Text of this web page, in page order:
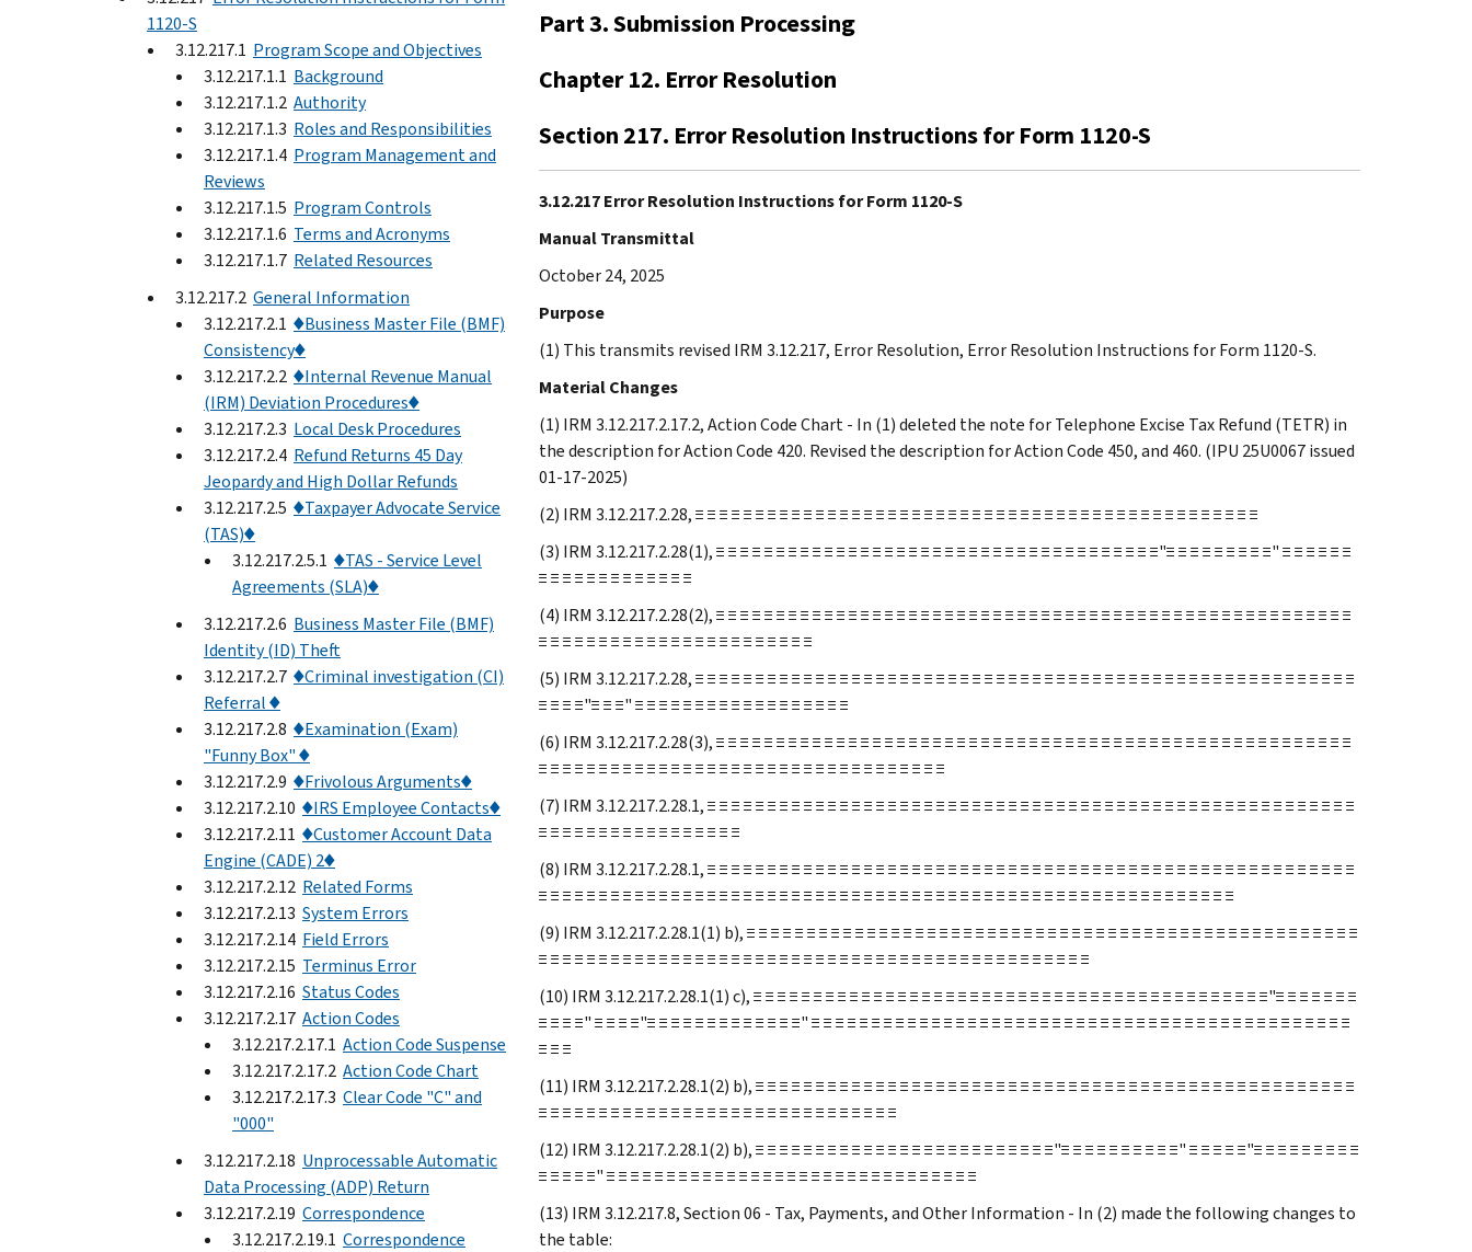
1120-S
3.12.217.1 Program Scope and Objectives
3.12.217.1.1 Background
3.12.217.1.2 Authority
3.12.217.1.3 Roles and Responsibilities
3.12.217.1.4 Program Management and
Reviews
3.12.217.1.5 Program Controls
3.12.217.1.6 Terms and Acronyms
3.12.217.1.7 Related Resources
3.12.217.2 General Information
3.12.217.2.1 ♦Business Master File (BMF)
Consistency♦
3.12.217.2.2 ♦Internal Revenue Manual
(IRM) Deviation Procedures♦
3.12.217.2.3 Local Desk Procedures
3.12.217.2.4 Refund Returns 45 Day
Jeopardy and High Dollar Refunds
3.12.217.2.5 ♦Taxpayer Advocate Service
(TAS)♦
3.12.217.2.5.1 ♦TAS - Service Level
Agreements (SLA)♦
3.12.217.2.6 Business Master File (BMF)
Identity (ID) Theft
3.12.217.2.7 ♦Criminal investigation (CI)
Referral ♦
3.12.217.2.8 ♦Examination (Exam)
"Funny Box" ♦
3.12.217.2.9 ♦Frivolous Arguments♦
3.12.217.2.10 ♦IRS Employee Contacts♦
3.12.217.2.11 ♦Customer Account Data
Engine (CADE) 2♦
3.12.217.2.12 Related Forms
3.12.217.2.13 System Errors
3.12.217.2.14 Field Errors
3.12.217.2.15 Terminus Error
3.12.217.2.16 Status Codes
3.12.217.2.17 Action Codes
3.12.217.2.17.1 Action Code Suspense
3.12.217.2.17.2 Action Code Chart
3.12.217.2.17.3 Clear Code "C" and
"000"
3.12.217.2.18 Unprocessable Automatic
Data Processing (ADP) Return
3.12.217.2.19 Correspondence
3.12.217.2.19.1 Correspondence
Part 3. Submission Processing
Chapter 12. Error Resolution
Section 217. Error Resolution Instructions for Form 1120-S
3.12.217 Error Resolution Instructions for Form 1120-S
Manual Transmittal
October 24, 2025
Purpose
(1) This transmits revised IRM 3.12.217, Error Resolution, Error Resolution Instructions for Form 1120-S.
Material Changes
(1) IRM 3.12.217.2.17.2, Action Code Chart - In (1) deleted the note for Telephone Excise Tax Refund (TETR) in
the description for Action Code 420. Revised the description for Action Code 450, and 460. (IPU 25U0067 issued
01-17-2025)
(2) IRM 3.12.217.2.28, ≡ ≡ ≡ ≡ ≡ ≡ ≡ ≡ ≡ ≡ ≡ ≡ ≡ ≡ ≡ ≡ ≡ ≡ ≡ ≡ ≡ ≡ ≡ ≡ ≡ ≡ ≡ ≡ ≡ ≡ ≡ ≡ ≡ ≡ ≡ ≡ ≡ ≡ ≡ ≡ ≡ ≡ ≡ ≡ ≡ ≡ ≡
(3) IRM 3.12.217.2.28(1), ≡ ≡ ≡ ≡ ≡ ≡ ≡ ≡ ≡ ≡ ≡ ≡ ≡ ≡ ≡ ≡ ≡ ≡ ≡ ≡ ≡ ≡ ≡ ≡ ≡ ≡ ≡ ≡ ≡ ≡ ≡ ≡ ≡ ≡ ≡ ≡ ≡"≡ ≡ ≡ ≡ ≡ ≡ ≡ ≡ ≡" ≡ ≡ ≡ ≡ ≡ ≡
≡ ≡ ≡ ≡ ≡ ≡ ≡ ≡ ≡ ≡ ≡ ≡ ≡
(4) IRM 3.12.217.2.28(2), ≡ ≡ ≡ ≡ ≡ ≡ ≡ ≡ ≡ ≡ ≡ ≡ ≡ ≡ ≡ ≡ ≡ ≡ ≡ ≡ ≡ ≡ ≡ ≡ ≡ ≡ ≡ ≡ ≡ ≡ ≡ ≡ ≡ ≡ ≡ ≡ ≡ ≡ ≡ ≡ ≡ ≡ ≡ ≡ ≡ ≡ ≡ ≡ ≡ ≡ ≡ ≡ ≡
≡ ≡ ≡ ≡ ≡ ≡ ≡ ≡ ≡ ≡ ≡ ≡ ≡ ≡ ≡ ≡ ≡ ≡ ≡ ≡ ≡ ≡ ≡
(5) IRM 3.12.217.2.28, ≡ ≡ ≡ ≡ ≡ ≡ ≡ ≡ ≡ ≡ ≡ ≡ ≡ ≡ ≡ ≡ ≡ ≡ ≡ ≡ ≡ ≡ ≡ ≡ ≡ ≡ ≡ ≡ ≡ ≡ ≡ ≡ ≡ ≡ ≡ ≡ ≡ ≡ ≡ ≡ ≡ ≡ ≡ ≡ ≡ ≡ ≡ ≡ ≡ ≡ ≡ ≡ ≡ ≡ ≡
≡ ≡ ≡ ≡"≡ ≡ ≡" ≡ ≡ ≡ ≡ ≡ ≡ ≡ ≡ ≡ ≡ ≡ ≡ ≡ ≡ ≡ ≡ ≡ ≡
(6) IRM 3.12.217.2.28(3), ≡ ≡ ≡ ≡ ≡ ≡ ≡ ≡ ≡ ≡ ≡ ≡ ≡ ≡ ≡ ≡ ≡ ≡ ≡ ≡ ≡ ≡ ≡ ≡ ≡ ≡ ≡ ≡ ≡ ≡ ≡ ≡ ≡ ≡ ≡ ≡ ≡ ≡ ≡ ≡ ≡ ≡ ≡ ≡ ≡ ≡ ≡ ≡ ≡ ≡ ≡ ≡ ≡
≡ ≡ ≡ ≡ ≡ ≡ ≡ ≡ ≡ ≡ ≡ ≡ ≡ ≡ ≡ ≡ ≡ ≡ ≡ ≡ ≡ ≡ ≡ ≡ ≡ ≡ ≡ ≡ ≡ ≡ ≡ ≡ ≡ ≡
(7) IRM 3.12.217.2.28.1, ≡ ≡ ≡ ≡ ≡ ≡ ≡ ≡ ≡ ≡ ≡ ≡ ≡ ≡ ≡ ≡ ≡ ≡ ≡ ≡ ≡ ≡ ≡ ≡ ≡ ≡ ≡ ≡ ≡ ≡ ≡ ≡ ≡ ≡ ≡ ≡ ≡ ≡ ≡ ≡ ≡ ≡ ≡ ≡ ≡ ≡ ≡ ≡ ≡ ≡ ≡ ≡ ≡ ≡
≡ ≡ ≡ ≡ ≡ ≡ ≡ ≡ ≡ ≡ ≡ ≡ ≡ ≡ ≡ ≡ ≡
(8) IRM 3.12.217.2.28.1, ≡ ≡ ≡ ≡ ≡ ≡ ≡ ≡ ≡ ≡ ≡ ≡ ≡ ≡ ≡ ≡ ≡ ≡ ≡ ≡ ≡ ≡ ≡ ≡ ≡ ≡ ≡ ≡ ≡ ≡ ≡ ≡ ≡ ≡ ≡ ≡ ≡ ≡ ≡ ≡ ≡ ≡ ≡ ≡ ≡ ≡ ≡ ≡ ≡ ≡ ≡ ≡ ≡ ≡
≡ ≡ ≡ ≡ ≡ ≡ ≡ ≡ ≡ ≡ ≡ ≡ ≡ ≡ ≡ ≡ ≡ ≡ ≡ ≡ ≡ ≡ ≡ ≡ ≡ ≡ ≡ ≡ ≡ ≡ ≡ ≡ ≡ ≡ ≡ ≡ ≡ ≡ ≡ ≡ ≡ ≡ ≡ ≡ ≡ ≡ ≡ ≡ ≡ ≡ ≡ ≡ ≡ ≡ ≡ ≡ ≡ ≡
(9) IRM 3.12.217.2.28.1(1) b), ≡ ≡ ≡ ≡ ≡ ≡ ≡ ≡ ≡ ≡ ≡ ≡ ≡ ≡ ≡ ≡ ≡ ≡ ≡ ≡ ≡ ≡ ≡ ≡ ≡ ≡ ≡ ≡ ≡ ≡ ≡ ≡ ≡ ≡ ≡ ≡ ≡ ≡ ≡ ≡ ≡ ≡ ≡ ≡ ≡ ≡ ≡ ≡ ≡ ≡ ≡
≡ ≡ ≡ ≡ ≡ ≡ ≡ ≡ ≡ ≡ ≡ ≡ ≡ ≡ ≡ ≡ ≡ ≡ ≡ ≡ ≡ ≡ ≡ ≡ ≡ ≡ ≡ ≡ ≡ ≡ ≡ ≡ ≡ ≡ ≡ ≡ ≡ ≡ ≡ ≡ ≡ ≡ ≡ ≡ ≡ ≡
(10) IRM 3.12.217.2.28.1(1) c), ≡ ≡ ≡ ≡ ≡ ≡ ≡ ≡ ≡ ≡ ≡ ≡ ≡ ≡ ≡ ≡ ≡ ≡ ≡ ≡ ≡ ≡ ≡ ≡ ≡ ≡ ≡ ≡ ≡ ≡ ≡ ≡ ≡ ≡ ≡ ≡ ≡ ≡ ≡ ≡ ≡ ≡ ≡"≡ ≡ ≡ ≡ ≡ ≡ ≡
≡ ≡ ≡ ≡" ≡ ≡ ≡ ≡"≡ ≡ ≡ ≡ ≡ ≡ ≡ ≡ ≡ ≡ ≡ ≡ ≡" ≡ ≡ ≡ ≡ ≡ ≡ ≡ ≡ ≡ ≡ ≡ ≡ ≡ ≡ ≡ ≡ ≡ ≡ ≡ ≡ ≡ ≡ ≡ ≡ ≡ ≡ ≡ ≡ ≡ ≡ ≡ ≡ ≡ ≡ ≡ ≡ ≡ ≡ ≡ ≡ ≡ ≡ ≡ ≡ ≡
≡ ≡ ≡
(11) IRM 3.12.217.2.28.1(2) b), ≡ ≡ ≡ ≡ ≡ ≡ ≡ ≡ ≡ ≡ ≡ ≡ ≡ ≡ ≡ ≡ ≡ ≡ ≡ ≡ ≡ ≡ ≡ ≡ ≡ ≡ ≡ ≡ ≡ ≡ ≡ ≡ ≡ ≡ ≡ ≡ ≡ ≡ ≡ ≡ ≡ ≡ ≡ ≡ ≡ ≡ ≡ ≡ ≡ ≡
≡ ≡ ≡ ≡ ≡ ≡ ≡ ≡ ≡ ≡ ≡ ≡ ≡ ≡ ≡ ≡ ≡ ≡ ≡ ≡ ≡ ≡ ≡ ≡ ≡ ≡ ≡ ≡ ≡ ≡
(12) IRM 3.12.217.2.28.1(2) b), ≡ ≡ ≡ ≡ ≡ ≡ ≡ ≡ ≡ ≡ ≡ ≡ ≡ ≡ ≡ ≡ ≡ ≡ ≡ ≡ ≡ ≡ ≡ ≡ ≡"≡ ≡ ≡ ≡ ≡ ≡ ≡ ≡ ≡ ≡" ≡ ≡ ≡ ≡ ≡"≡ ≡ ≡ ≡ ≡ ≡ ≡ ≡ ≡
≡ ≡ ≡ ≡ ≡" ≡ ≡ ≡ ≡ ≡ ≡ ≡ ≡ ≡ ≡ ≡ ≡ ≡ ≡ ≡ ≡ ≡ ≡ ≡ ≡ ≡ ≡ ≡ ≡ ≡ ≡ ≡ ≡ ≡ ≡ ≡
(13) IRM 3.12.217.8, Section 06 - Tax, Payments, and Other Information - In (2) made the following changes to
the table: